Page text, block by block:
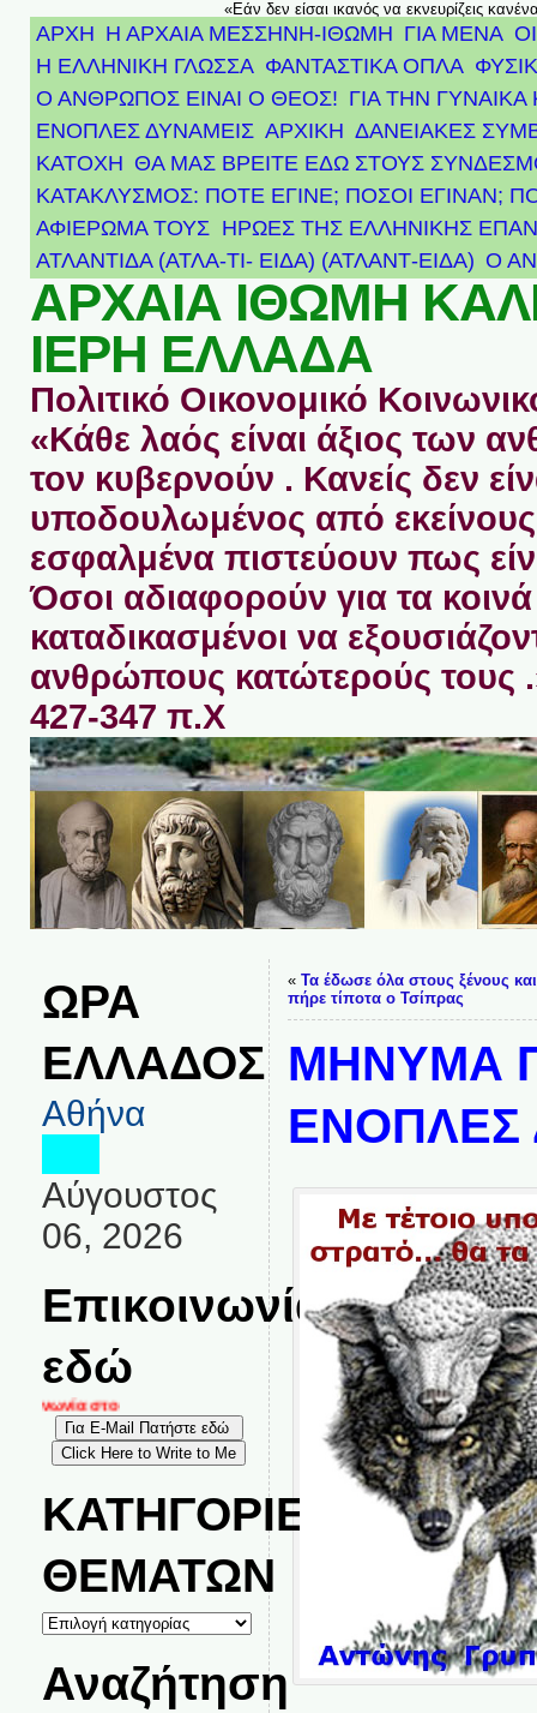
«Εάν δεν είσαι ικανός να εκνευρίζεις
ΑΡΧΗ Η ΑΡΧΑΙΑ ΜΕΣΣΗΝΗ-ΙΘΩΜΗ ΓΙΑ ΜΕΝΑ
Η ΕΛΛΗΝΙΚΗ ΓΛΩΣΣΑ ΦΑΝΤΑΣΤΙΚΑ ΟΠΛΑ
Ο ΑΝΘΡΩΠΟΣ ΕΙΝΑΙ Ο ΘΕΟΣ! ΓΙΑ ΤΗΝ ΓΥΝΑΙΚΑ
ΕΝΟΠΛΕΣ ΔΥΝΑΜΕΙΣ ΑΡΧΙΚΉ ΔΑΝΕΙΑΚΕΣ
ΚΑΤΟΧΗ ΘΑ ΜΑΣ ΒΡΕΙΤΕ ΕΔΩ ΣΤΟΥΣ
ΚΑΤΑΚΛΥΣΜΟΣ: ΠΟΤΕ ΕΓΙΝΕ; ΠΟΣΟΙ ΕΓΙΝΑΝ;
ΑΦΙΈΡΩΜΑ ΤΟΥΣ ΉΡΩΕΣ ΤΗΣ ΕΛΛΗΝΙΚΉΣ
ΑΤΛΑΝΤΊΔΑ (ΑΤΛΑ-ΤΙ- ΕΙΔΑ) (ΑΤΛΑΝΤ-ΕΙΔΑ) Ο
ΑΡΧΑΙΑ ΙΘΩΜΗ
ΙΕΡΗ ΕΛΛΑΔΑ
Πολιτικό Οικονομικό
«Κάθε λαός είναι άξιος των
τον κυβερνούν . Κανείς δεν
υποδουλωμένος από
εσφαλμένα πιστεύουν πως
Όσοι αδιαφορούν για τα κοινά
καταδικασμένοι να
ανθρώπους κατώτερούς τους
427-347 π.Χ
ΩΡΑ
ΕΛΛΑΔΟΣ
Αθήνα
Αύγουστος
06, 2026
Επικοινωνία
εδώ
στο
ΚΑΤΗΓΟΡΙΕΣ
ΘΕΜΑΤΩΝ
ΚΑΤΗΓΟΡΙΕΣ
ΘΕΜΑΤΩΝ
Αναζήτηση
« Τα έδωσε όλα στους ξένους
πήρε τίποτα ο Τσίπρας
ΜΗΝΥΜΑ
ΕΝΟΠΛΕΣ